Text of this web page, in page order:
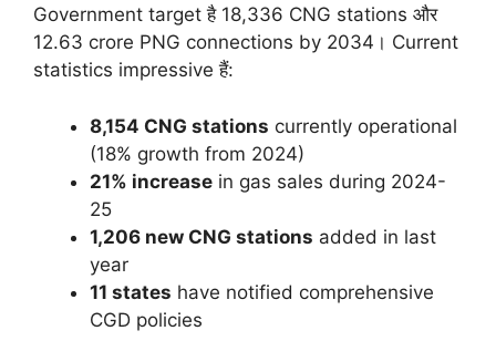
Government target है 18,336 CNG stations और
12.63 crore PNG connections by 2034। Current
statistics impressive हैं:
8,154 CNG stations currently operational
(18% growth from 2024)
21% increase in gas sales during 2024-
25
1,206 new CNG stations added in last
year
11 states have notified comprehensive
CGD policies